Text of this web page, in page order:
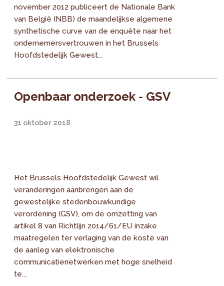
november 2012 publiceert de Nationale Bank
van België (NBB) de maandelijkse algemene
synthetische curve van de enquête naar het
ondernemersvertrouwen in het Brussels
Hoofdstedelijk Gewest...
Openbaar onderzoek - GSV
31 oktober 2018
Het Brussels Hoofdstedelijk Gewest wil
veranderingen aanbrengen aan de
gewestelijke stedenbouwkundige
verordening (GSV), om de omzetting van
artikel 8 van Richtlijn 2014/61/EU inzake
maatregelen ter verlaging van de koste van
de aanleg van elektronische
communicatienetwerken met hoge snelheid
te...